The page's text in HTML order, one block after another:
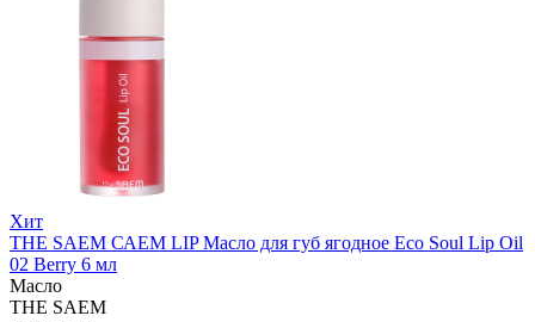
Хит
THE SAEM САЕМ LIP Масло для губ ягодное Eco Soul Lip Oil
02 Berry 6 мл
Масло
THE SAEM